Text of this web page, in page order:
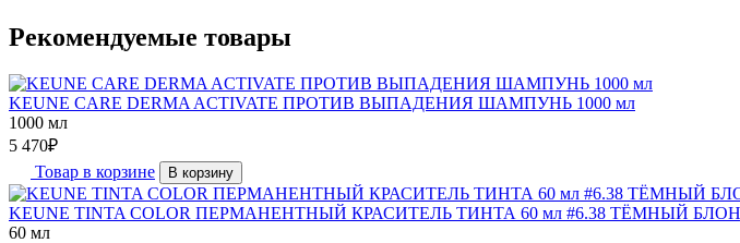
Рекомендуемые товары
KEUNE CARE DERMA ACTIVATE ПРОТИВ ВЫПАДЕНИЯ ШАМПУНЬ 1000 мл
1000 мл
5 470₽
Товар в корзине
В корзину
KEUNE TINTA COLOR ПЕРМАНЕНТНЫЙ КРАСИТЕЛЬ ТИНТА 60 мл #6.38 ТЁМНЫЙ
60 мл